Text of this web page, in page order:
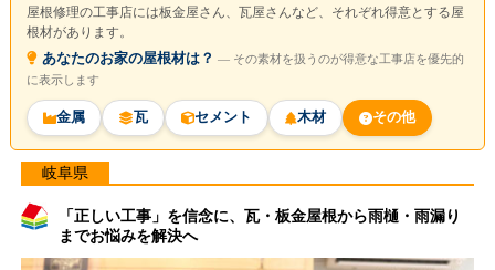
屋根修理の工事店には板金屋さん、瓦屋さんなど、それぞれ得意とする屋
根材があります。
あなたのお家の屋根材は？ ― その素材を扱うのが得意な工事店を優先的
に表示します
金属 瓦 セメント 木材 その他
岐阜県
「正しい工事」を信念に、瓦・板金屋根から雨樋・雨漏り
までお悩みを解決へ